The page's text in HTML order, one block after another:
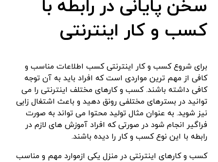
سخن پایانی در رابطه با
کسب و کار اینترنتی
برای شروع کسب و کار اینترنتی کسب اطلاعات مناسب و
کافی از مهم ترین مواردی است که افراد باید به آن توجه
کافی داشته باشند. کسب و کارهای مختلف اینترنتی را می
توانید در بسترهای مختلفی رونق دهید و باعث اشتغال زایی
نیز شوید. به عنوان مثال تولید محتوا می تواند به صورت
فراگیر انجام شود در صورتی که افراد آموزش های لازم در
رابطه با این نوع کسب و کار را دیده باشند.
کسب و کارهای اینترنتی در منزل یکی ازموارد مهم و مناسب